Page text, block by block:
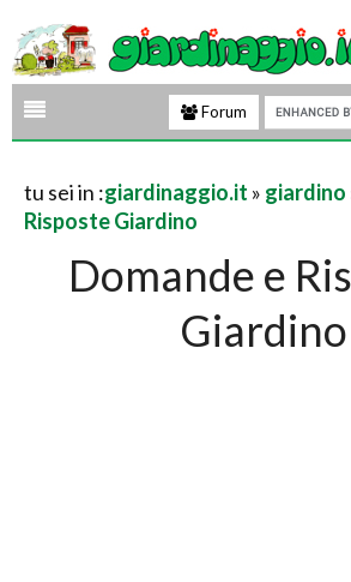
Forum
tu sei in :giardinaggio.it » giardino
Risposte Giardino
Domande e
Giardino